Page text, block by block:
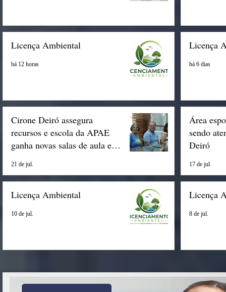
Licença Ambiental
há 12 horas
Licença
há 6 dias
Cirone Deiró assegura
recursos e escola da APAE
ganha novas salas de aula em
21 de jul.
Área
sendo
Deiró
17 de jul.
Licença Ambiental
10 de jul.
Licença
8 de jul.